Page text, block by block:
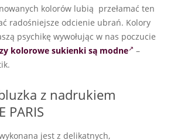
kolorów lubią przełamać ten
radośniejsze odcienie ubrań. Kolory
psychikę wywołując w nas poczucie
kolorowe sukienki są modne
–
z nadrukiem
PARIS
jest z delikatnych,